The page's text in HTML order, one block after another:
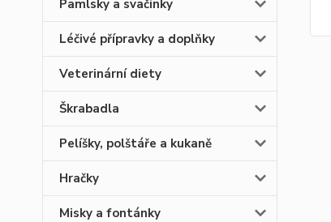
Pamlsky a svačinky
Léčivé přípravky a doplňky
Veterinární diety
Škrabadla
Pelíšky, polštáře a kukaně
Hračky
Misky a fontánky